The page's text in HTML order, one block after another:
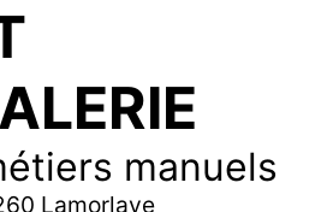
manuels
Lamorlaye